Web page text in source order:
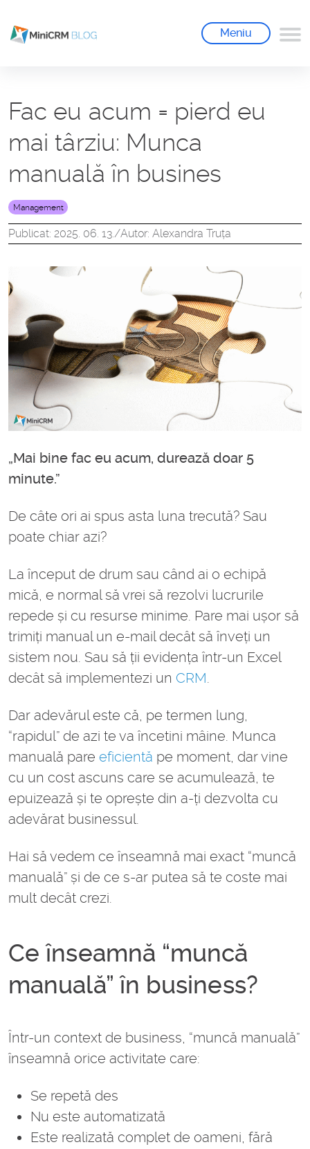
Meniu
Fac eu acum = pierd eu
mai târziu: Munca
manuală în busines
Management
Publicat: 2025. 06. 13./Autor: Alexandra Truța
„Mai bine fac eu acum, durează doar 5
minute.”
De câte ori ai spus asta luna trecută? Sau
poate chiar azi?
La început de drum sau când ai o echipă
mică, e normal să vrei să rezolvi lucrurile
repede și cu resurse minime. Pare mai ușor să
trimiți manual un e-mail decât să înveți un
sistem nou. Sau să ții evidența într-un Excel
decât să implementezi un CRM.
Dar adevărul este că, pe termen lung,
“rapidul” de azi te va încetini mâine. Munca
manuală pare eficientă pe moment, dar vine
cu un cost ascuns care se acumulează, te
epuizează și te oprește din a-ți dezvolta cu
adevărat businessul.
Hai să vedem ce înseamnă mai exact “muncă
manuală” și de ce s-ar putea să te coste mai
mult decât crezi.
Ce înseamnă “muncă
manuală” în business?
Într-un context de business, “muncă manuală”
înseamnă orice activitate care:
Se repetă des
Nu este automatizată
Este realizată complet de oameni, fără